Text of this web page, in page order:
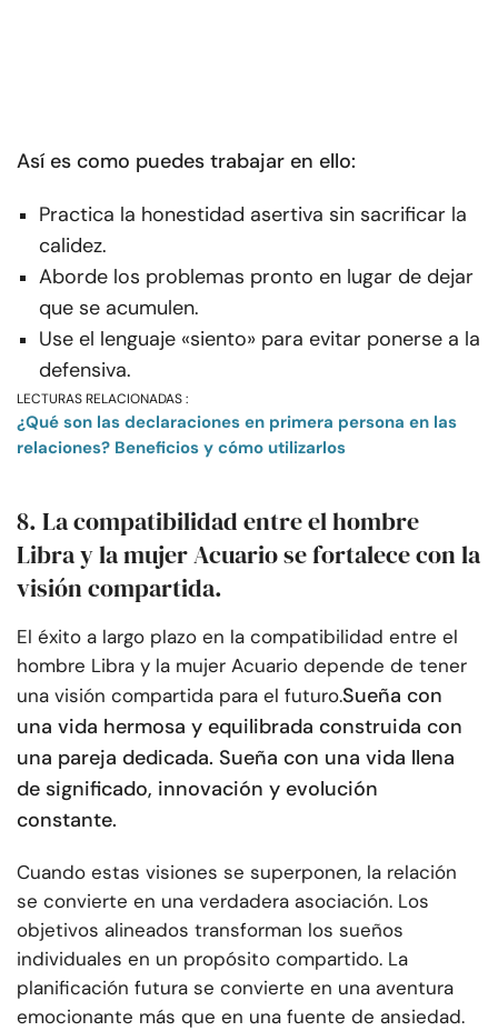
Así es como puedes trabajar en ello:
Practica la honestidad asertiva sin sacrificar la
calidez.
Aborde los problemas pronto en lugar de dejar
que se acumulen.
Use el lenguaje «siento» para evitar ponerse a la
defensiva.
LECTURAS RELACIONADAS :
¿Qué son las declaraciones en primera persona en las
relaciones? Beneficios y cómo utilizarlos
8. La compatibilidad entre el hombre
Libra y la mujer Acuario se fortalece con la
visión compartida.
El éxito a largo plazo en la compatibilidad entre el
hombre Libra y la mujer Acuario depende de tener
una visión compartida para el futuro.Sueña con
una vida hermosa y equilibrada construida con
una pareja dedicada. Sueña con una vida llena
de significado, innovación y evolución
constante.
Cuando estas visiones se superponen, la relación
se convierte en una verdadera asociación. Los
objetivos alineados transforman los sueños
individuales en un propósito compartido. La
planificación futura se convierte en una aventura
emocionante más que en una fuente de ansiedad.